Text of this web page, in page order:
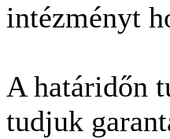
intézményt
A határidőn
tudjuk